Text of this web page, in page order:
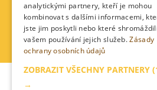
analytickými partnery, kteří je mohou
kombinovat s dalšími informacemi,
jste jim poskytli nebo které
vašem používání jejich služeb.Zásady
ochrany osobních údajů
ZOBRAZIT VŠECHNY PARTNERY
→